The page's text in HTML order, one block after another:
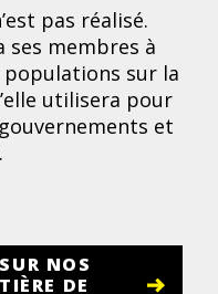
pas réalisé.
ses membres à
populations sur la
utilisera pour
et
NOS
DE